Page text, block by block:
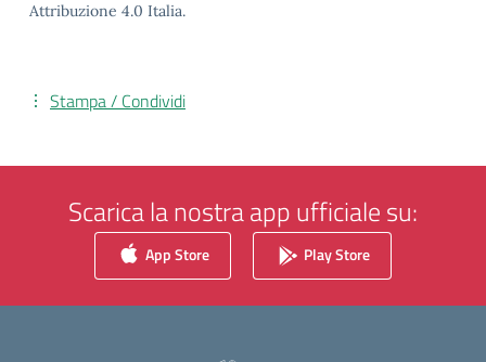
Attribuzione 4.0 Italia.
Stampa / Condividi
Scarica la nostra app ufficiale su:
App Store Play Store